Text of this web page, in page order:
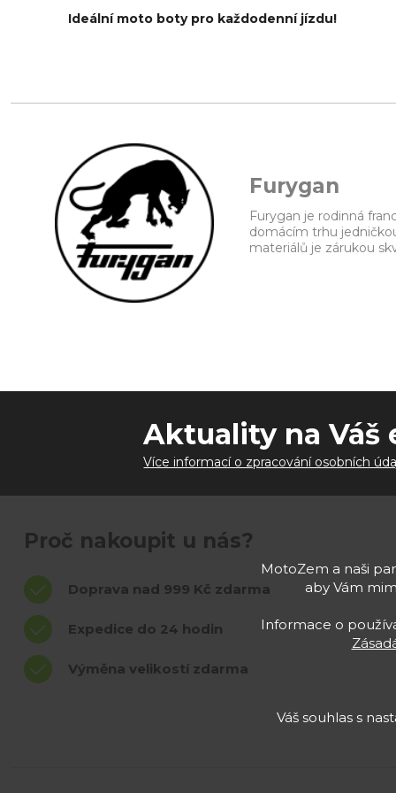
Ideální moto boty pro každodenní jízdu!
Furygan
Furygan je rodinná
domácím trhu
materiálů je zárukou
Aktuality na Váš
Více informací o zpracování osobních
Proč nakoupit u nás?
Doprava nad 999 Kč zdarma
Expedice do 24 hodin
Výměna velikostí zdarma
MotoZem a naši
aby Vám
Informace o
Váš souhlas s